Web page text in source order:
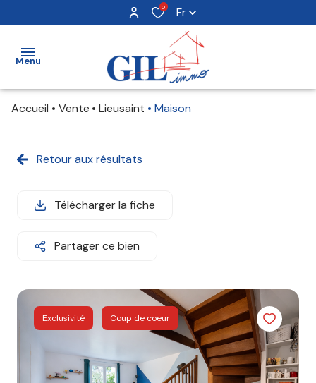
0 Fr
Menu
louer
vendre
agence
contact
Accueil Vente Lieusaint Maison
Retour aux résultats
Télécharger la fiche
Partager ce bien
Exclusivité Coup de coeur